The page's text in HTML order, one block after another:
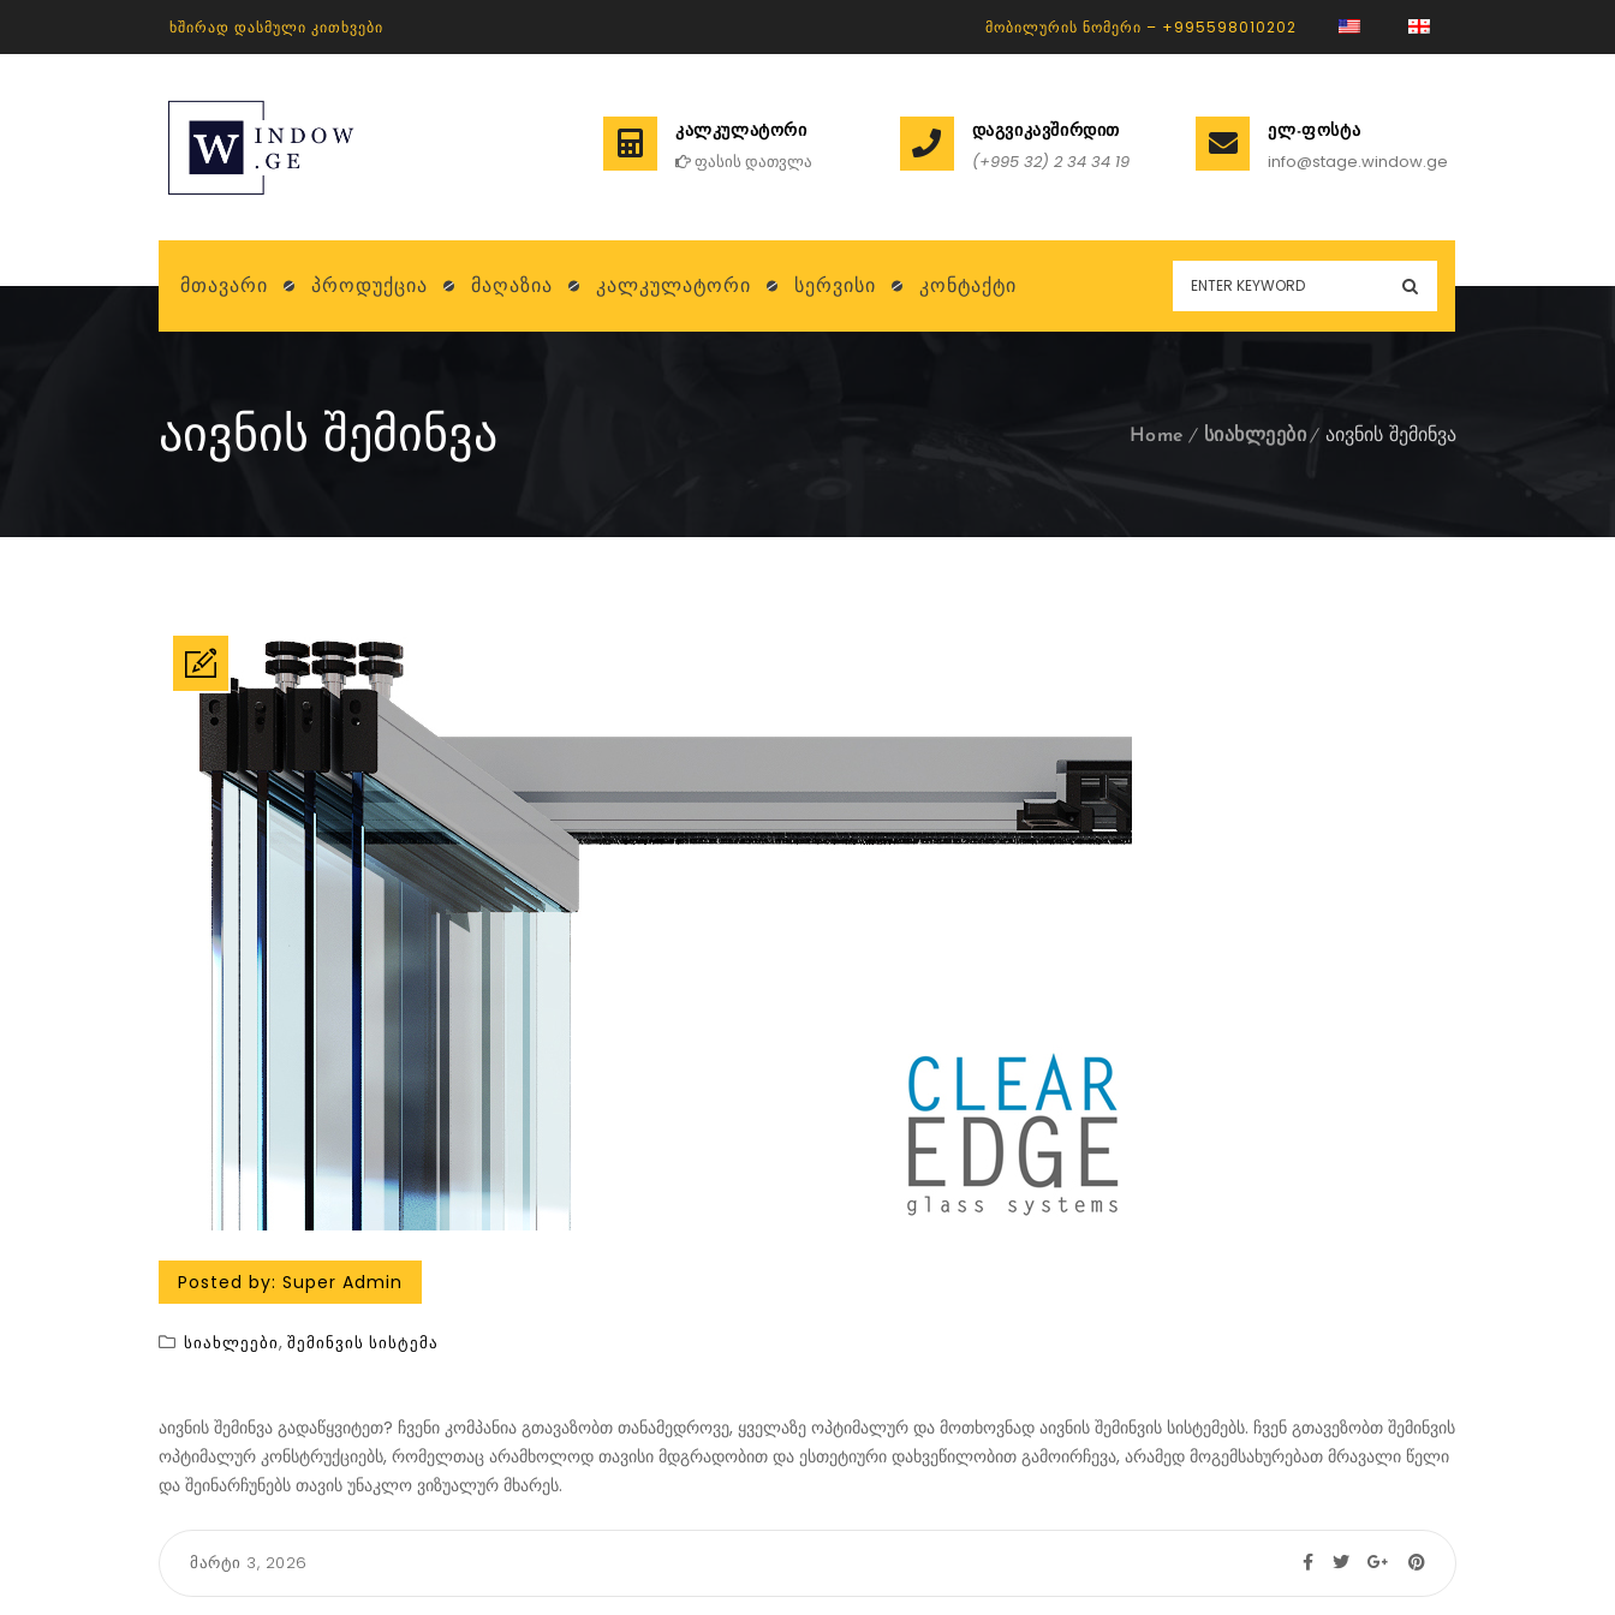
ᲮᲨᲘᲠᲐᲓ ᲓᲐᲡᲛᲣᲚᲘ ᲙᲘᲗᲮᲕᲔᲑᲘ ᲛᲝᲑᲘᲚᲣᲠᲘᲡ ᲜᲝᲛᲔᲠᲘ – +995598010202
ᲙᲐᲚᲙᲣᲚᲐᲢᲝᲠᲘ
ფასის დათვლა
ᲓᲐᲒᲕᲘᲙᲐᲕᲨᲘᲠᲓᲘᲗ
(+995 32) 2 34 34 19
ᲔᲚ-ᲤᲝᲡᲢᲐ
info@stage.window.ge
Მთავარი Პროდუქცია Მაღაზია Კალკულატორი Სერვისი Კონტაქტი
ᲐᲘᲕᲜᲘᲡ ᲨᲔᲛᲘᲜᲕᲐ Home სიახლეები აივნის შემინვა
Posted by: Super Admin
Სიახლეები, Შემინვის Სისტემა
აივნის შემინვა გადაწყვიტეთ? ჩვენი კომპანია გთავაზობთ თანამედროვე, ყველაზე ოპტიმალურ და მოთხოვნად აივნის შემინვის სისტემებს. ჩვენ გთავეზობთ შემინვის
ოპტიმალურ კონსტრუქციებს, რომელთაც არამხოლოდ თავისი მდგრადობით და ესთეტიური დახვეწილობით გამოირჩევა, არამედ მოგემსახურებათ მრავალი წელი
და შეინარჩუნებს თავის უნაკლო ვიზუალურ მხარეს.
მარტი 3, 2026